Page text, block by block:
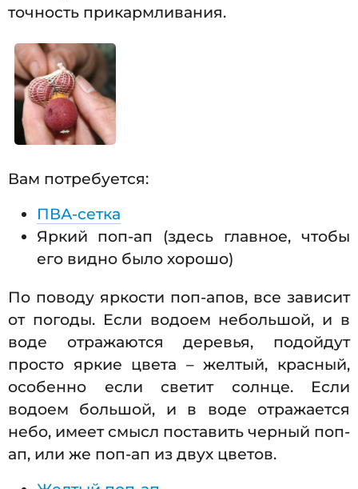
точность прикармливания.
Вам потребуется:
ПВА-сетка
Яркий поп-ап (здесь главное, чтобы
его видно было хорошо)
По поводу яркости поп-апов, все зависит
от погоды. Если водоем небольшой, и в
воде отражаются деревья, подойдут
просто яркие цвета – желтый, красный,
особенно если светит солнце. Если
водоем большой, и в воде отражается
небо, имеет смысл поставить черный поп-
ап, или же поп-ап из двух цветов.